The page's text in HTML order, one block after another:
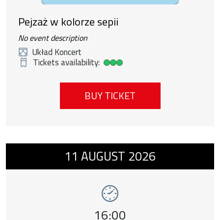
Pejzaż w kolorze sepii
No event description
Układ Koncert
Tickets availability:
High ticket availability
BUY TICKET
Event number 8: Chłopiec na krańcach
11 AUGUST 2026
Event time,
16:00